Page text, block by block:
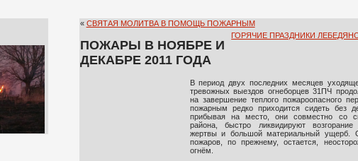
« СВЯТАЯ МОЛИТВА В ПОМОЩЬ ПОЖАРНЫМ
ГОРЯЧИЕ ПРАЗДНИКИ
ПОЖАРЫ В НОЯБРЕ И
ДЕКАБРЕ 2011 ГОДА
В период двух последних месяцев
тревожных выездов огнеборцев 31ПЧ
на завершение теплого пожароопасного
пожарным редко приходится сидеть без
прибывая на место, они совместно со
района, быстро ликвидируют
жертвы и большой материальный ущерб.
пожаров, по прежнему, остается,
огнём.